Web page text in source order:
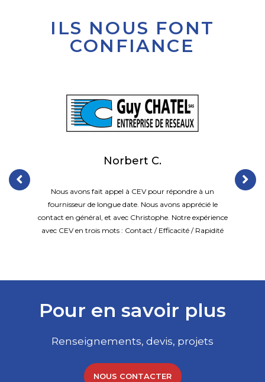
ILS NOUS FONT
CONFIANCE
Nous recommandons la société CEV pour son
professionnalisme. Le commercial est très réactif et
professionnel. Les équipements sont de qualité.
Pour en savoir plus
Renseignements, devis, projets
NOUS CONTACTER